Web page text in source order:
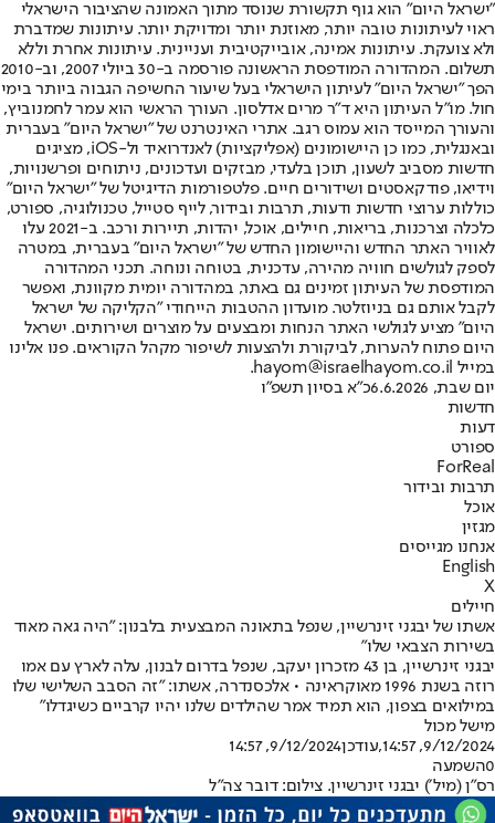
"ישראל היום" הוא גוף תקשורת שנוסד מתוך האמונה שהציבור הישראלי
ראוי לעיתונות טובה יותר, מאוזנת יותר ומדויקת יותר. עיתונות שמדברת
ולא צועקת. עיתונות אמינה, אובייקטיבית ועניינית. עיתונות אחרת וללא
תשלום. המהדורה המודפסת הראשונה פורסמה ב-30 ביולי 2007, וב-2010
הפך "ישראל היום" לעיתון הישראלי בעל שיעור החשיפה הגבוה ביותר בימי
חול. מו"ל העיתון היא ד"ר מרים אדלסון. העורך הראשי הוא עמר לחמנוביץ,
והעורך המייסד הוא עמוס רגב. אתרי האינטרנט של "ישראל היום" בעברית
ובאנגלית, כמו כן היישומונים (אפליקציות) לאנדרואיד ול-iOS, מציגים
חדשות מסביב לשעון, תוכן בלעדי, מבזקים ועדכונים, ניתוחים ופרשנויות,
וידיאו, פודקאסטים ושידורים חיים. פלטפורמות הדיגיטל של "ישראל היום"
כוללות ערוצי חדשות ודעות, תרבות ובידור, לייף סטייל, טכנולוגיה, ספורט,
כלכלה וצרכנות, בריאות, חיילים, אוכל, יהדות, תיירות ורכב. ב-2021 עלו
לאוויר האתר החדש והיישומון החדש של "ישראל היום" בעברית, במטרה
לספק לגולשים חוויה מהירה, עדכנית, בטוחה ונוחה. תכני המהדורה
המודפסת של העיתון זמינים גם באתר, במהדורה יומית מקוונת, ואפשר
לקבל אותם גם בניוזלטר. מועדון ההטבות הייחודי "הקליקה של ישראל
היום" מציע לגולשי האתר הנחות ומבצעים על מוצרים ושירותים. ישראל
היום פתוח להערות, לביקורת ולהצעות לשיפור מקהל הקוראים. פנו אלינו
במייל hayom@israelhayom.co.il.
יום שבת, 6.6.2026
כ"א בסיון תשפ"ו
חדשות
דעות
ספורט
ForReal
תרבות ובידור
אוכל
מגזין
אנחנו מגייסים
English
X
חיילים
אשתו של יבגני זינרשיין, שנפל בתאונה המבצעית בלבנון: "היה גאה מאוד
בשירות הצבאי שלו"
יבגני זינרשיין, בן 43 מזכרון יעקב, שנפל בדרום לבנון, עלה לארץ עם אמו
רוזה בשנת 1996 מאוקראינה • אלכסנדרה, אשתו: "זה הסבב השלישי שלו
במילואים בצפון, הוא תמיד אמר שהילדים שלנו יהיו קרביים כשיגדלו"
מישל מכול
9/12/2024, 14:57
,עודכן9/12/2024, 14:57
0השמעה
רס״ן (מיל׳) יבגני זינרשיין. צילום: דובר צה"ל